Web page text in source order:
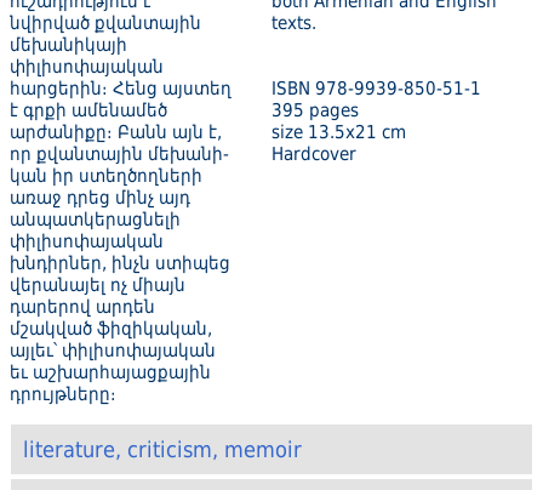
նվիրված քվան­տային
մեխանիկայի
փիլիսոփայական
հարցերին։ Հենց այստեղ
է գրքի ամենամեծ
արժանիքը։ Բանն այն է,
որ քվանտային մեխանի­
կան իր ստեղծողների
առաջ դրեց մինչ այդ
անպատկերացնելի
փիլիսոփայական
խնդիրներ, ինչն ստիպեց
վերանայել ոչ միայն
դարերով արդեն
մշակված ֆիզիկական,
այլեւ՝ փիլիսոփայական
եւ աշխարհայացքային
դրույթները։
texts.
ISBN 978-9939-850-51-1
395 pages
size 13.5x21 cm
Hardcover
literature, criticism, memoir